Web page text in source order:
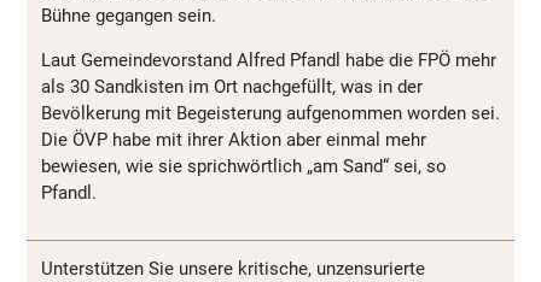
Bühne gegangen sein.
Laut Gemeindevorstand Alfred Pfandl habe die FPÖ mehr
als 30 Sandkisten im Ort nachgefüllt, was in der
Bevölkerung mit Begeisterung aufgenommen worden sei.
Die ÖVP habe mit ihrer Aktion aber einmal mehr
bewiesen, wie sie sprichwörtlich „am Sand“ sei, so
Pfandl.
Unterstützen Sie unsere kritische, unzensurierte